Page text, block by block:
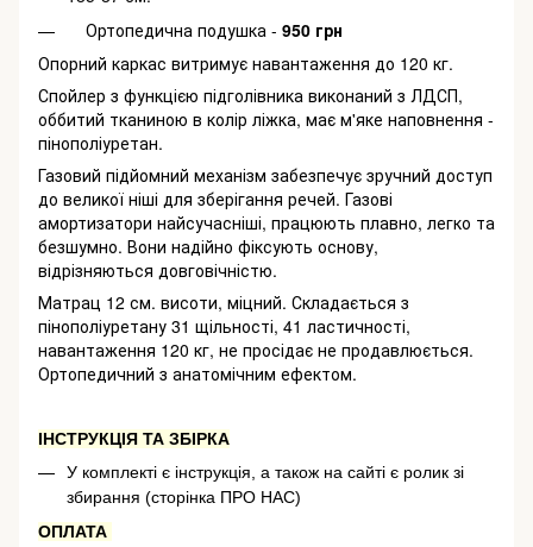
Ортопедична подушка - 950 грн
Опорний каркас витримує навантаження до 120 кг.
Спойлер з функцією підголівника виконаний з ЛДСП,
оббитий тканиною в колір ліжка, має м'яке наповнення -
пінополіуретан.
Газовий підйомний механізм забезпечує зручний доступ
до великої ніші для зберігання речей. Газові
амортизатори найсучасніші, працюють плавно, легко та
безшумно. Вони надійно фіксують основу,
відрізняються довговічністю.
Матрац 12 см. висоти, міцний. Складається з
пінополіуретану 31 щільності, 41 ластичності,
навантаження 120 кг, не просідає не продавлюється.
Ортопедичний з анатомічним ефектом.
ІНСТРУКЦІЯ ТА ЗБІРКА
У комплекті є інструкція, а також на сайті є ролик зі
збирання (сторінка ПРО НАС)
ОПЛАТА